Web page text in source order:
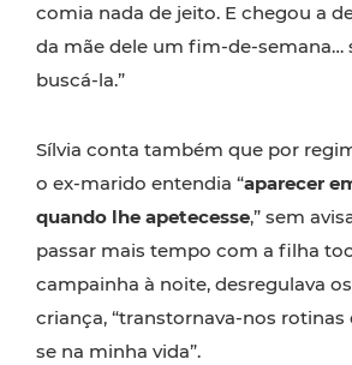
comia nada de jeito. E chegou a
da mãe dele um fim-de-semana…
buscá-la.”
Sílvia conta também que por
o ex-marido entendia “aparecer
quando lhe apetecesse,” sem
passar mais tempo com a filha
campainha à noite, desregulava
criança, “transtornava-nos
se na minha vida”.